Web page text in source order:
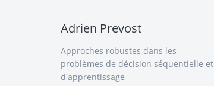
Adrien Prevost
Approches robustes dans les
problèmes de décision séquentielle et
d'apprentissage